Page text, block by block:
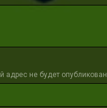
адрес не будет опубликован